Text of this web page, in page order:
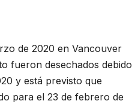
de 2020 en Vancouver
fueron desechados debido
y está previsto que
para el 23 de febrero de